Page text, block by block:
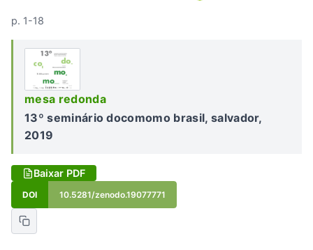
p. 1-18
mesa redonda
13º seminário docomomo brasil, salvador,
2019
Baixar PDF
DOI 10.5281/zenodo.19077771